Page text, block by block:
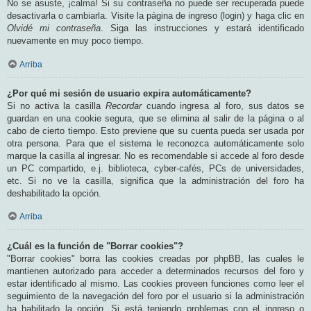
No se asuste, ¡calma! Si su contraseña no puede ser recuperada puede
desactivarla o cambiarla. Visite la página de ingreso (login) y haga clic en
Olvidé mi contraseña. Siga las instrucciones y estará identificado
nuevamente en muy poco tiempo.
Arriba
¿Por qué mi sesión de usuario expira automáticamente?
Si no activa la casilla Recordarcuando ingresa al foro, sus datos se
guardan en una cookie segura, que se elimina al salir de la página o al
cabo de cierto tiempo. Esto previene que su cuenta pueda ser usada por
otra persona. Para que el sistema le reconozca automáticamente solo
marque la casilla al ingresar. No es recomendable si accede al foro desde
un PC compartido, e.j. biblioteca, cyber-cafés, PCs de universidades,
etc. Si no ve la casilla, significa que la administración del foro ha
deshabilitado la opción.
Arriba
¿Cuál es la función de "Borrar cookies"?
"Borrar cookies" borra las cookies creadas por phpBB, las cuales le
mantienen autorizado para acceder a determinados recursos del foro y
estar identificado al mismo. Las cookies proveen funciones como leer el
seguimiento de la navegación del foro por el usuario si la administración
ha habilitado la opción. Si está teniendo problemas con el ingreso o